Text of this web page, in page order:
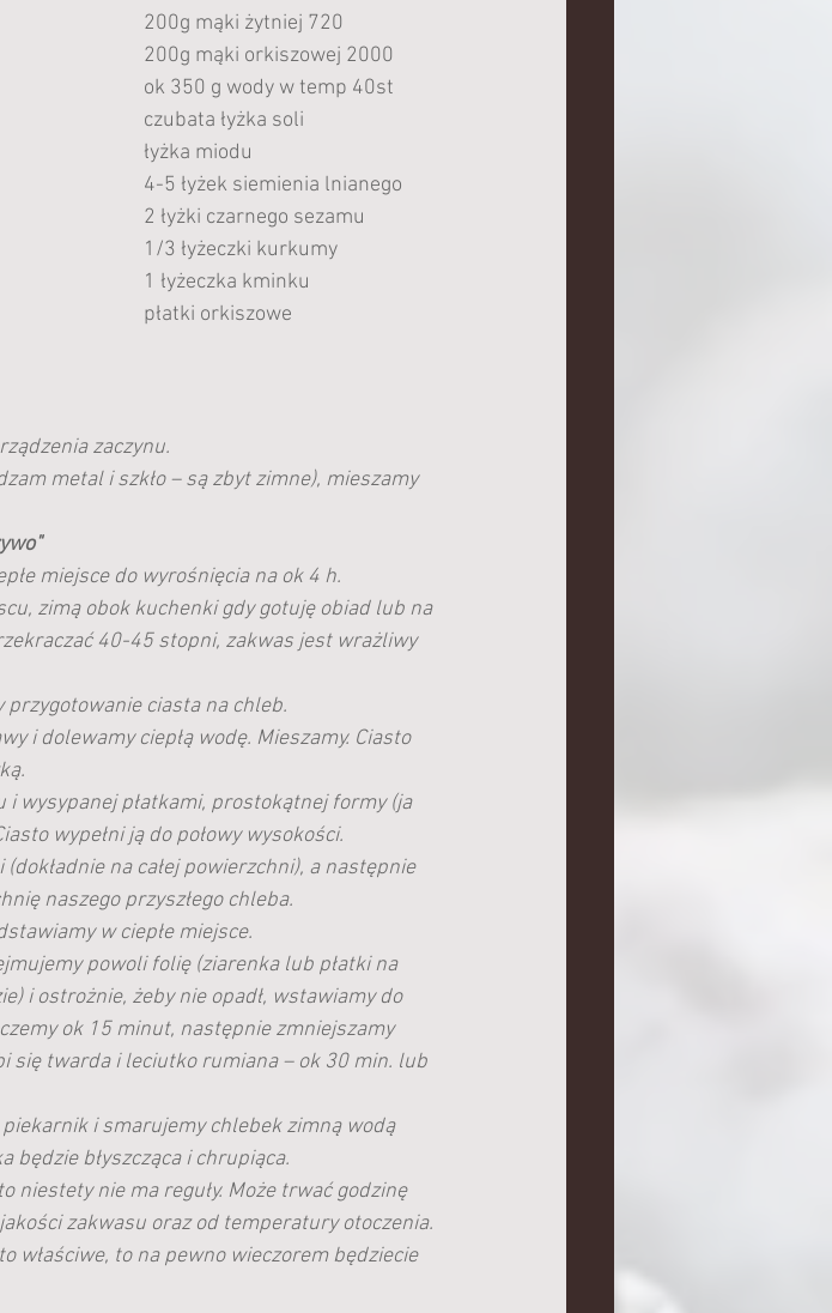
200g mąki żytniej 720
200g mąki orkiszowej 2000
ok 350 g wody w temp 40st
czubata łyżka soli
łyżka miodu
4-5 łyżek siemienia lnianego
2 łyżki czarnego sezamu
1/3 łyżeczki kurkumy
1 łyżeczka kminku
płatki orkiszowe
zaczynu.
metal i szkło – są zbyt zimne), mieszamy
miejsce do wyrośnięcia na ok 4 h.
zimą obok kuchenki gdy gotuję obiad lub na
40-45 stopni, zakwas jest wrażliwy
przygotowanie ciasta na chleb.
i dolewamy ciepłą wodę. Mieszamy. Ciasto
i wysypanej płatkami, prostokątnej formy (ja
wypełni ją do połowy wysokości.
na całej powierzchni), a następnie
naszego przyszłego chleba.
w ciepłe miejsce.
powoli folię (ziarenka lub płatki na
i ostrożnie, żeby nie opadł, wstawiamy do
ok 15 minut, następnie zmniejszamy
się twarda i leciutko rumiana – ok 30 min. lub
i smarujemy chlebek zimną wodą
będzie błyszcząca i chrupiąca.
niestety nie ma reguły. Może trwać godzinę
zakwasu oraz od temperatury otoczenia.
właściwe, to na pewno wieczorem będziecie